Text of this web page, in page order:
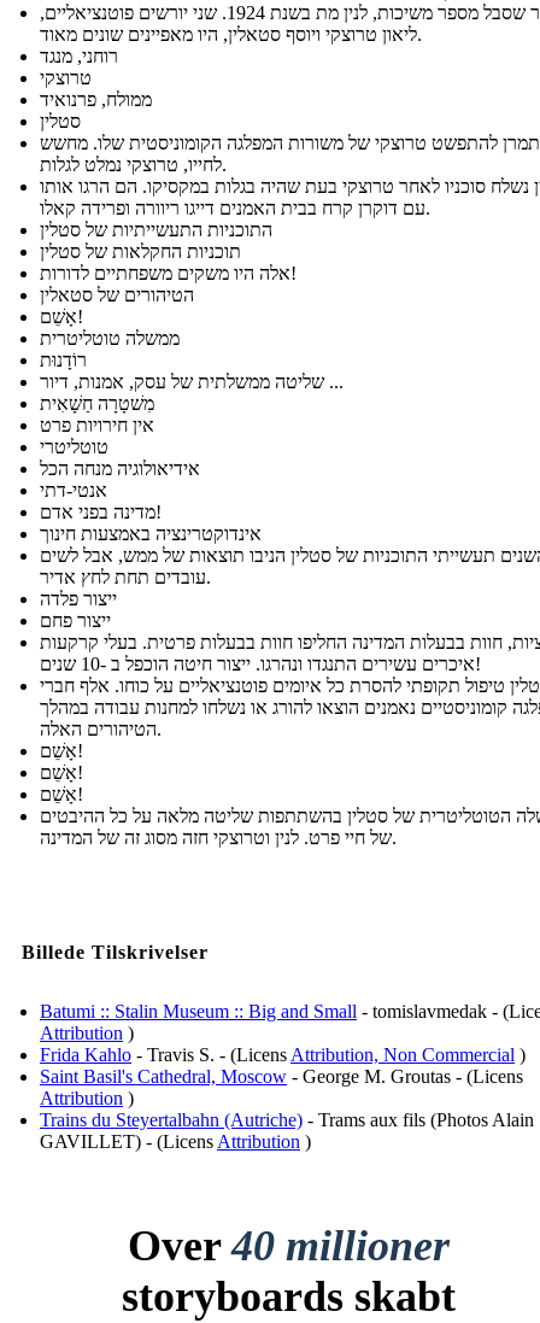
לאחר שסבל מספר משיכות, לנין מת בשנת 1924. שני יורשים פוטנציאליים,
ליאון טרוצקי ויוסף סטאלין, היו מאפיינים שונים מאוד.
רוחני, מנגד
טרוצקי
ממולח, פרנואיד
סטלין
תמרן להתפשט טרוצקי של משורות המפלגה הקומוניסטית שלו. מחשש
לחייו, טרוצקי נמלט לגלות.
נשלח סוכניו לאחר טרוצקי בעת שהיה בגלות במקסיקו. הם הרגו אותו
עם דוקרן קרח בבית האמנים דייגו ריוורה ופרידה קאלו.
התוכניות התעשייתיות של סטלין
תוכניות החקלאות של סטלין
אלה היו משקים משפחתיים לדורות!
הטיהורים של סטאלין
אָשֵׁם!
ממשלה טוטליטרית
רוֹדָנוּת
שליטה ממשלתית של עסק, אמנות, דיור ...
מִשׁטָרָה חַשָׁאִית
אין חירויות פרט
טוטליטרי
אידיאולוגיה מנחה הכל
אנטי-דתי
מדינה בפני אדם!
אינדוקטרינציה באמצעות חינוך
תעשייתי התוכניות של סטלין הניבו תוצאות של ממש, אבל לשים
עובדים תחת לחץ אדיר.
ייצור פלדה
ייצור פחם
חוות בבעלות המדינה החליפו חוות בבעלות פרטית. בעלי קרקעות
איכרים עשירים התנגדו ונהרגו. ייצור חיטה הוכפל ב -10 שנים!
טיפול תקופתי להסרת כל איומים פוטנציאליים על כוחו. אלף חברי
קומוניסטיים נאמנים הוצאו להורג או נשלחו למחנות עבודה במהלך
הטיהורים האלה.
אָשֵׁם!
אָשֵׁם!
אָשֵׁם!
הטוטליטרית של סטלין בהשתתפות שליטה מלאה על כל ההיבטים
של חיי פרט. לנין וטרוצקי חזה מסוג זה של המדינה.
Billede Tilskrivelser
Batumi :: Stalin Museum :: Big and Small - tomislavmedak -
Attribution )
Frida Kahlo - Travis S. - (Licens Attribution, Non Commercial )
Saint Basil's Cathedral, Moscow - George M. Groutas - (Licens
Attribution )
Trains du Steyertalbahn (Autriche) - Trams aux fils (Photos Alain
GAVILLET) - (Licens Attribution )
Over40 millioner
storyboards skabt